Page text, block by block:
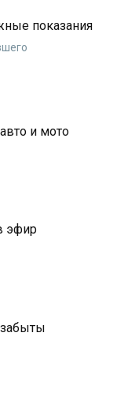
показания
и мото
эфир